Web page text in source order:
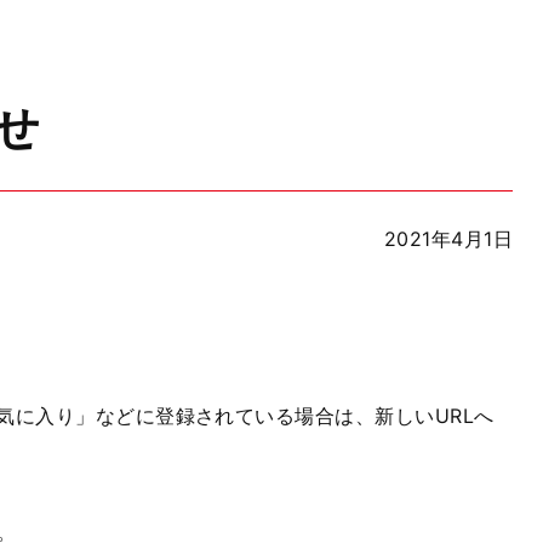
2021年4月1日
入り」などに登録されている場合は、新しいURLへ